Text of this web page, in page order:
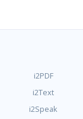
i2PDF
i2Text
i2Speak